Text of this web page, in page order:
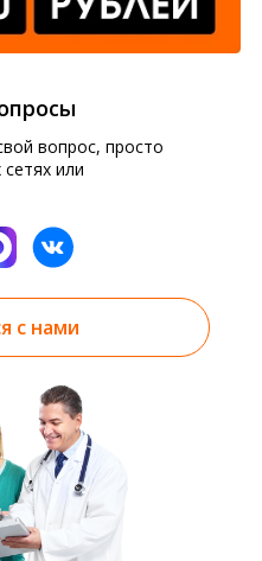
вопрос, просто
или
с нами